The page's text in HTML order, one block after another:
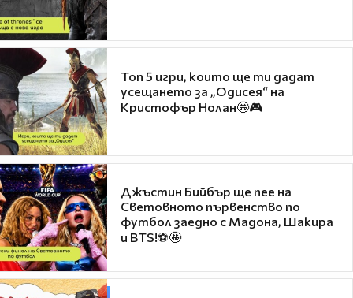
Топ 5 игри, които ще ти дадат
усещането за „Одисея“ на
Кристофър Нолан🤩🎮
Джъстин Бийбър ще пее на
Световното първенство по
футбол заедно с Мадона, Шакира
и BTS!⚽🤩